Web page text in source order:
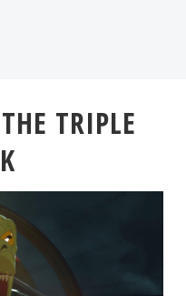
TRIPLE